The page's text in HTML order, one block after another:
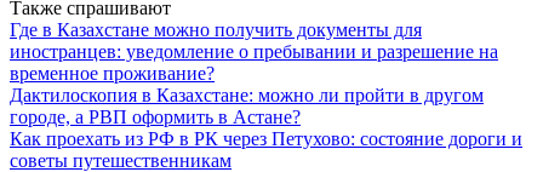
Также спрашивают
Где в Казахстане можно получить документы для
иностранцев: уведомление о пребывании и разрешение на
временное проживание?
Дактилоскопия в Казахстане: можно ли пройти в другом
городе, а РВП оформить в Астане?
Как проехать из РФ в РК через Петухово: состояние дороги и
советы путешественникам